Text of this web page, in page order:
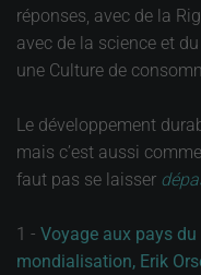
réponses, avec de la
avec de la science et
une Culture de
Le développement
mais c’est aussi
faut pas se laisser
1 - Voyage aux pays
mondialisation, Erik